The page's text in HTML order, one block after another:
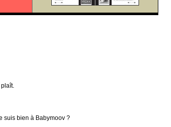
plaît.
suis bien à Babymoov ?